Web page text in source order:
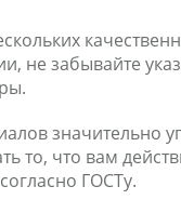
не забывайте
значительно
то, что вам
ГОСТу.